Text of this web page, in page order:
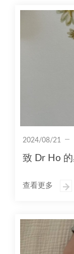
2024/08/21
致 Dr Ho
查看更多